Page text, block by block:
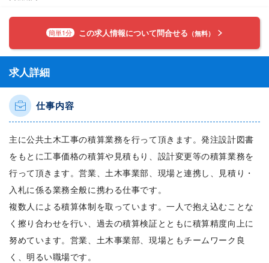
簡単1分 この求人情報について問合せる （無料）
求人詳細
仕事内容
主に公共土木工事の積算業務を行って頂きます。発注設計図書
をもとに工事価格の積算や見積もり、設計変更等の積算業務を
行って頂きます。営業、土木事業部、現場と連携し、見積り・
入札に係る業務全般に携わる仕事です。
複数人による積算体制を取っています。一人で抱え込むことな
く擦り合わせを行い、過去の積算検証とともに積算精度向上に
努めています。営業、土木事業部、現場ともチームワーク良
く、明るい職場です。